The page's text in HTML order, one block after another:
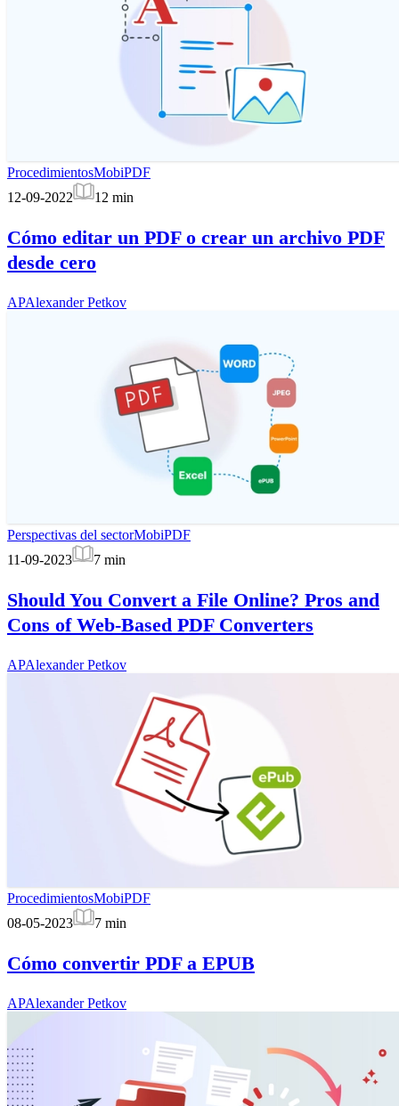
ProcedimientosMobiPDF
12-09-2022
12 min
Cómo editar un PDF o crear un archivo PDF
desde cero
APAlexander Petkov
Perspectivas del sectorMobiPDF
11-09-2023
7 min
Should You Convert a File Online? Pros and
Cons of Web-Based PDF Converters
APAlexander Petkov
ProcedimientosMobiPDF
08-05-2023
7 min
Cómo convertir PDF a EPUB
APAlexander Petkov